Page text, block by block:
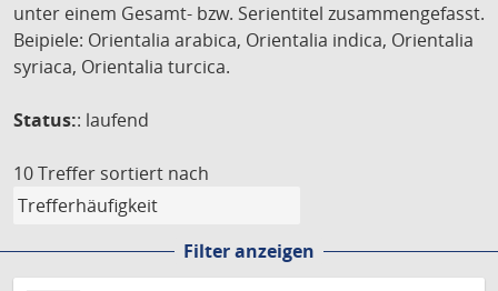
unter einem Gesamt- bzw. Serientitel zusammengefasst.
Beipiele: Orientalia arabica, Orientalia indica, Orientalia
syriaca, Orientalia turcica.
Status:: laufend
10 Treffer sortiert nach
Filter anzeigen